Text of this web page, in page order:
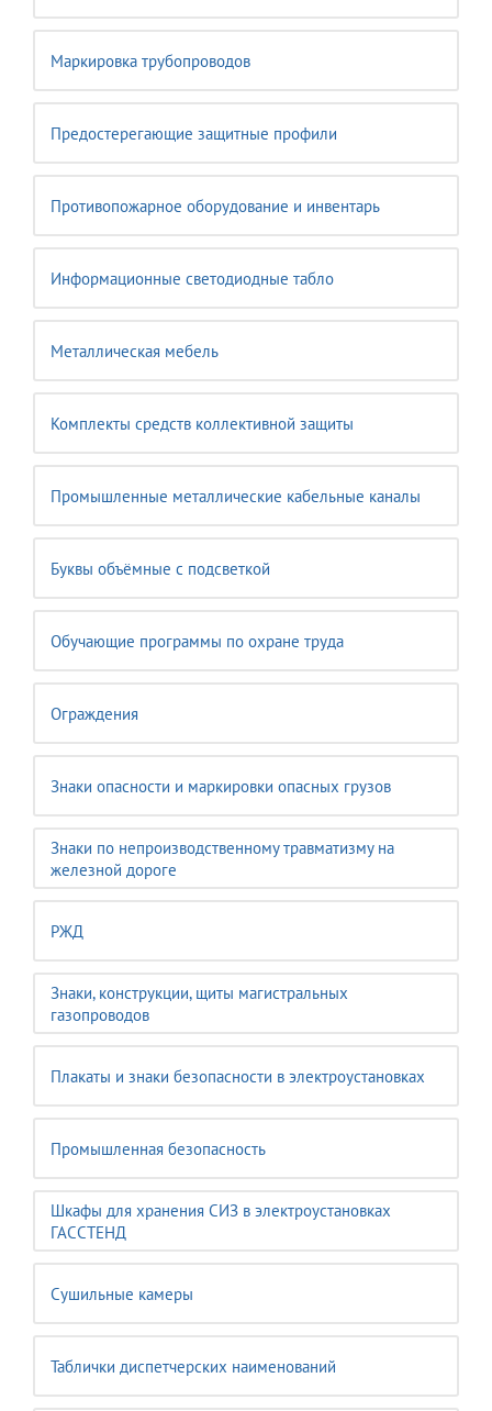
Маркировка трубопроводов
Предостерегающие защитные профили
Противопожарное оборудование и инвентарь
Информационные светодиодные табло
Металлическая мебель
Комплекты средств коллективной защиты
Промышленные металлические кабельные каналы
Буквы объёмные с подсветкой
Обучающие программы по охране труда
Ограждения
Знаки опасности и маркировки опасных грузов
Знаки по непроизводственному травматизму на
железной дороге
РЖД
Знаки, конструкции, щиты магистральных
газопроводов
Плакаты и знаки безопасности в электроустановках
Промышленная безопасность
Шкафы для хранения СИЗ в электроустановках
ГАССТЕНД
Сушильные камеры
Таблички диспетчерских наименований